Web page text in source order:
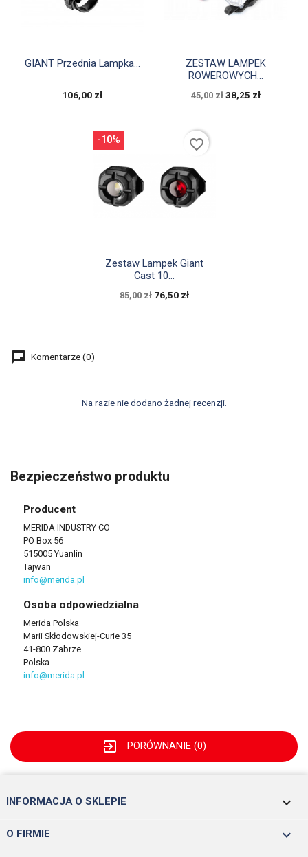
 Szybki podgląd
GIANT Przednia Lampka...
106,00 zł
Szybki podgląd
ZESTAW LAMPEK
ROWEROWYCH...
45,00 zł 38,25 zł
Szybki podgląd
Zestaw Lampek Giant
Cast 10...
85,00 zł 76,50 zł
-10% favorite_border
Komentarze (0)
Na razie nie dodano żadnej recenzji.
Bezpieczeństwo produktu
Producent
MERIDA INDUSTRY CO
PO Box 56
515005 Yuanlin
Tajwan
info@merida.pl
Osoba odpowiedzialna
Merida Polska
Marii Skłodowskiej-Curie 35
41-800 Zabrze
Polska
info@merida.pl
exit_to_app PORÓWNANIE (0)
INFORMACJA O SKLEPIE keyboard_arrow_down
O FIRMIE 